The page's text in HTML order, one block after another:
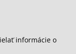
informácie o